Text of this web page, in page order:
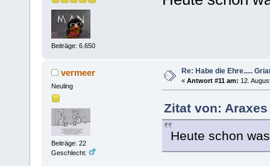
Beiträge: 6.650
vermeer
Neuling
Beiträge: 22
Geschlecht:
Re: Habe die Ehre.....
« Antwort #11 am: 12.
Zitat von: Araxes
Heute schon